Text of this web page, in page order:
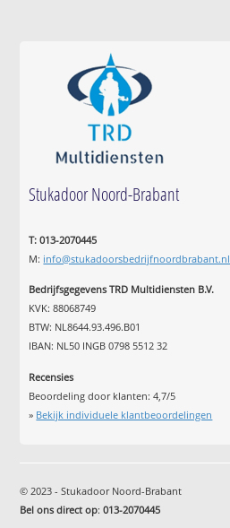
Stukadoor Noord-Brabant
T: 013-2070445
M: info@stukadoorsbedrijfnoordbrabant.nl
Bedrijfsgegevens TRD Multidiensten B.V.
KVK: 88068749
BTW: NL8644.93.496.B01
IBAN: NL50 INGB 0798 5512 32
Recensies
Beoordeling door klanten:4,7/5
» Bekijk individuele klantbeoordelingen
© 2023 - Stukadoor Noord-Brabant
Bel ons direct op:013-2070445